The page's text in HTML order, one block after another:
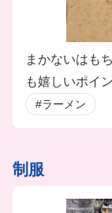
まかないはも
も嬉しいポイ
#ラーメン
制服